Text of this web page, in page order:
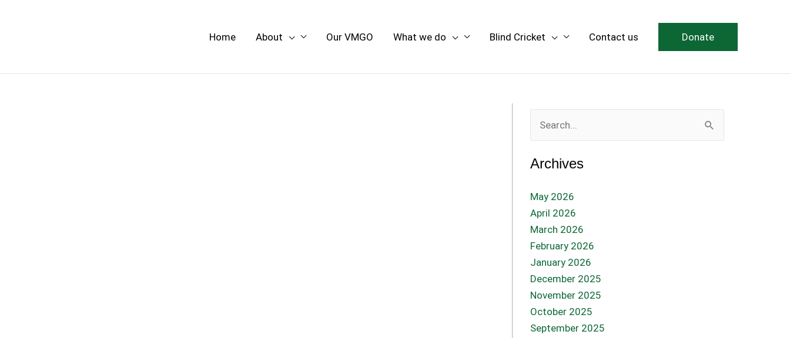
Home About Our VMGO What we do Blind Cricket Contact us Donate
Search
for:
Archives
May 2026
April 2026
March 2026
February 2026
January 2026
December 2025
November 2025
October 2025
September 2025